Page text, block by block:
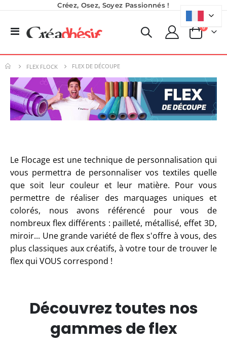
Créez, Osez, Soyez Passionnés !
Basculer
Panier
0produits
FLEX FLOCK FLEX DE DÉCOUPE
Le Flocage est une technique de personnalisation qui
vous permettra de personnaliser vos textiles quelle
que soit leur couleur et leur matière. Pour vous
permettre de réaliser des marquages uniques et
colorés, nous avons référencé pour vous de
nombreux flex différents : pailleté, métallisé, effet 3D,
miroir... Une grande variété de flex s'offre à vous, des
plus classiques aux créatifs, à votre tour de trouver le
flex qui VOUS correspond !
Découvrez toutes nos
gammes de flex
9,90 €
À partir de 5,40 €
Planche de Transfert DTF UV - Format A3 - 27 x 42 cm
7,92 €
49,00 €
40,83 €
Rating:
1 621,14 €
49,99 €